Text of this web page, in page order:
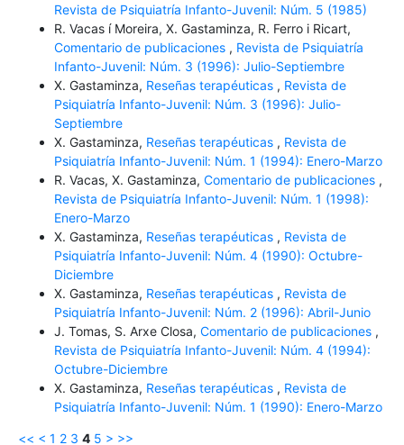
Revista de Psiquiatría Infanto-Juvenil: Núm. 5 (1985)
R. Vacas í Moreira, X. Gastaminza, R. Ferro i Ricart,
Comentario de publicaciones , Revista de Psiquiatría
Infanto-Juvenil: Núm. 3 (1996): Julio-Septiembre
X. Gastaminza, Reseñas terapéuticas , Revista de
Psiquiatría Infanto-Juvenil: Núm. 3 (1996): Julio-
Septiembre
X. Gastaminza, Reseñas terapéuticas , Revista de
Psiquiatría Infanto-Juvenil: Núm. 1 (1994): Enero-Marzo
R. Vacas, X. Gastaminza, Comentario de publicaciones ,
Revista de Psiquiatría Infanto-Juvenil: Núm. 1 (1998):
Enero-Marzo
X. Gastaminza, Reseñas terapéuticas , Revista de
Psiquiatría Infanto-Juvenil: Núm. 4 (1990): Octubre-
Diciembre
X. Gastaminza, Reseñas terapéuticas , Revista de
Psiquiatría Infanto-Juvenil: Núm. 2 (1996): Abril-Junio
J. Tomas, S. Arxe Closa, Comentario de publicaciones ,
Revista de Psiquiatría Infanto-Juvenil: Núm. 4 (1994):
Octubre-Diciembre
X. Gastaminza, Reseñas terapéuticas , Revista de
Psiquiatría Infanto-Juvenil: Núm. 1 (1990): Enero-Marzo
<< < 1 2 3 4 5 > >>